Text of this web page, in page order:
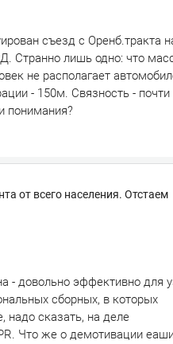
съезд с Оренб.тракта
Странно лишь одно: что
не располагает
- 150м. Связность - почти
понимания?
от всего населения. Отстаем
- довольно эффективно для
сборных, в которых
надо сказать, на деле
Что же о демотивации